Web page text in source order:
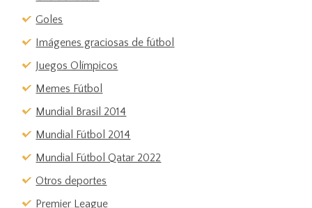
Goles
Imágenes graciosas de fútbol
Juegos Olímpicos
Memes Fútbol
Mundial Brasil 2014
Mundial Fútbol 2014
Mundial Fútbol Qatar 2022
Otros deportes
Premier League